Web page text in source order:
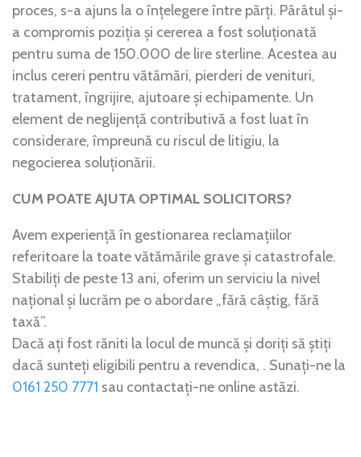
proces, s-a ajuns la o înțelegere între părți. Pârâtul și-
a compromis poziția și cererea a fost soluționată
pentru suma de 150.000 de lire sterline. Acestea au
inclus cereri pentru vătămări, pierderi de venituri,
tratament, îngrijire, ajutoare și echipamente. Un
element de neglijență contributivă a fost luat în
considerare, împreună cu riscul de litigiu, la
negocierea soluționării.
CUM POATE AJUTA OPTIMAL SOLICITORS?
Avem experiență în gestionarea reclamațiilor
referitoare la toate vătămările grave și catastrofale.
Stabiliți de peste 13 ani, oferim un serviciu la nivel
național și lucrăm pe o abordare „fără câștig, fără
taxă”.
Dacă ați fost răniti la locul de muncă și doriți să știți
dacă sunteți eligibili pentru a revendica, . Sunați-ne la
0161 250 7771 sau contactați-ne online astăzi.